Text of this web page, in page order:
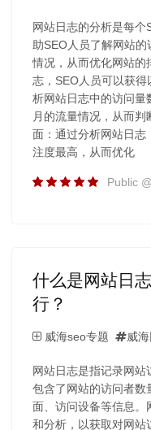
网站日志的分析是每
助SEO人员了解网站
情况，从而优化网站的
志，SEO人员可以获
析网站日志中的访问量
月的流量情况，从而
面：通过分析网站日志
注度最高，从而优化
Public
什么是网站日
行？
威海seo专题 威
网站日志是指记录网
包含了网站的访问者数
面、访问设备等信息。
和分析，以获取对网站